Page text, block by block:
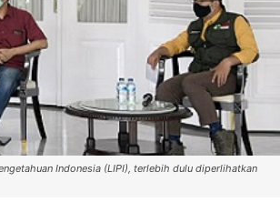
Indonesia (LIPI), terlebih dulu diperlihatkan